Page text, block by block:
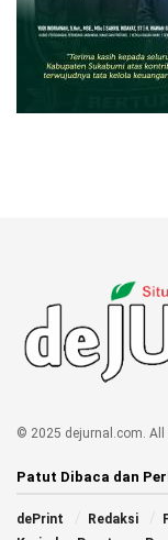
© 2025 dejurnal.com. All
Patut Dibaca dan
dePrint Redaksi